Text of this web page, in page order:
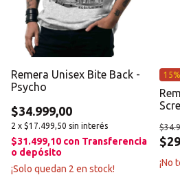
Remera Unisex Bite Back -
Psycho
$34.999,00
2 x $17.499,50 sin interés
$31.499,10 con Transferencia
o depósito
¡Solo quedan 2 en stock!
¡No